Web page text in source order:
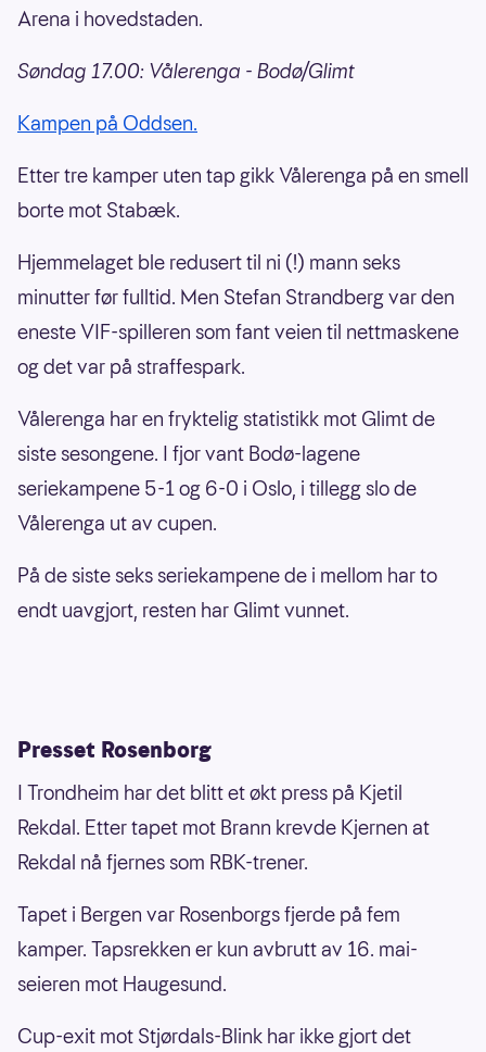
Arena i hovedstaden.
Søndag 17.00: Vålerenga - Bodø/Glimt
Kampen på Oddsen.
Etter tre kamper uten tap gikk Vålerenga på en smell
borte mot Stabæk.
Hjemmelaget ble redusert til ni (!) mann seks
minutter før fulltid. Men Stefan Strandberg var den
eneste VIF-spilleren som fant veien til nettmaskene
og det var på straffespark.
Vålerenga har en fryktelig statistikk mot Glimt de
siste sesongene. I fjor vant Bodø-lagene
seriekampene 5-1 og 6-0 i Oslo, i tillegg slo de
Vålerenga ut av cupen.
På de siste seks seriekampene de i mellom har to
endt uavgjort, resten har Glimt vunnet.
Presset Rosenborg
I Trondheim har det blitt et økt press på Kjetil
Rekdal. Etter tapet mot Brann krevde Kjernen at
Rekdal nå fjernes som RBK-trener.
Tapet i Bergen var Rosenborgs fjerde på fem
kamper. Tapsrekken er kun avbrutt av 16. mai-
seieren mot Haugesund.
Cup-exit mot Stjørdals-Blink har ikke gjort det